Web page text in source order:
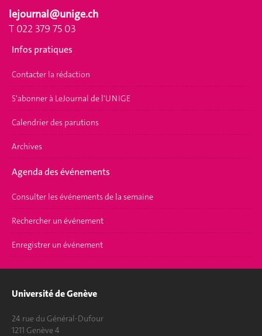
lejournal@unige.ch
T 022 379 75 03
Infos pratiques
Contacter la rédaction
S'abonner à LeJournal de l'UNIGE
Calendrier des parutions
Archives
Agenda des événements
Consulter les événements de la semaine
Rechercher un événement
Enregistrer un événement
Université de Genève
24 rue du Général-Dufour
1211 Genève 4